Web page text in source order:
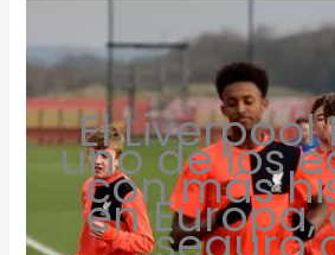
El Liverpool
uno de los
con más
en Europa,